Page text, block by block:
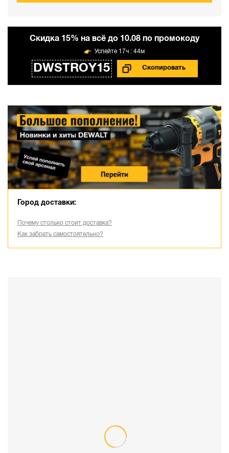
Cкидка 15% на всё до 10.08 по промокоду
DWSTROY15
17ч : 44м
Город доставки:
Почему столько стоит доставка?
Как забрать самостоятельно?